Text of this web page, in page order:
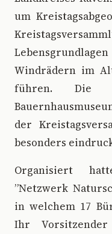
um
Windrädern im
führen. Die
der
besonders
Organisiert
”Netzwerk
in welchem 17
Ihr